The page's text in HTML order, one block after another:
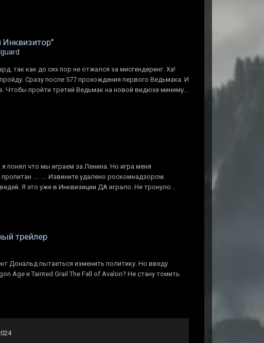
так как до сих пор не отжался за мисгендеринг. Ха!
Сразу после 577 прохождения первого Ведьмака. И
Чтобы пройти третий Ведьмак на новой видюхе миниму...
понял что мы играем за Ленина. Но игра меня
.... .... Извините удалено роскомнадзором.
Я это уже в Инквизиции ДА играло. Не тронуло...
трейлер
Дональд пытаеться изменить политику. Но введу
Age и Tainted Grail The Fall of Avalon? Не стану томить.